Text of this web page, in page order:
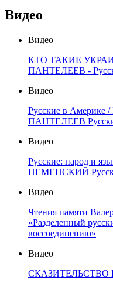
Видео
Видео
КТО ТАКИЕ
ПАНТЕЛЕЕВ -
Видео
Русские в Америке
ПАНТЕЛЕЕВ
Видео
Русские: народ и
НЕМЕНСКИЙ
Видео
Чтения памяти
«Разделенный
воссоединению»
Видео
СКАЗИТЕЛЬСТВО